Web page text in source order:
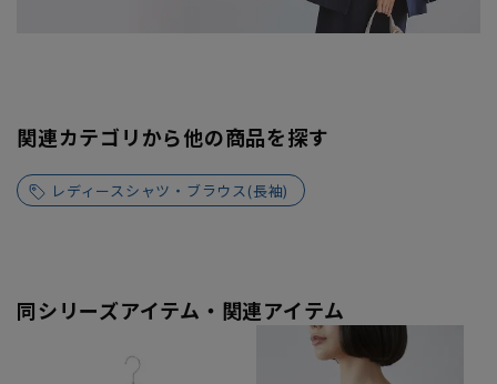
関連カテゴリから他の商品を探す
レディースシャツ・ブラウス(長袖)
同シリーズアイテム・関連アイテム